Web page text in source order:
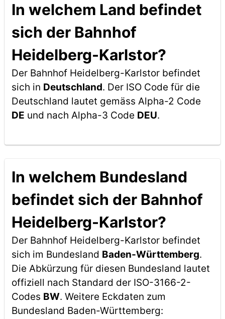
In welchem Land befindet
sich der Bahnhof
Heidelberg-Karlstor?
Der Bahnhof Heidelberg-Karlstor befindet
sich in Deutschland. Der ISO Code für die
Deutschland lautet gemäss Alpha-2 Code
DE und nach Alpha-3 Code DEU.
In welchem Bundesland
befindet sich der Bahnhof
Heidelberg-Karlstor?
Der Bahnhof Heidelberg-Karlstor befindet
sich im Bundesland Baden-Württemberg.
Die Abkürzung für diesen Bundesland lautet
offiziell nach Standard der ISO-3166-2-
Codes BW. Weitere Eckdaten zum
Bundesland Baden-Württemberg: